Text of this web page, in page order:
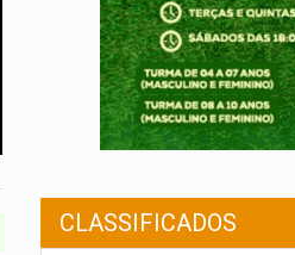
CLASSIFICADOS